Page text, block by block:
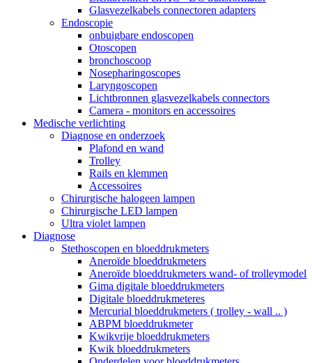
Glasvezelkabels connectoren adapters
Endoscopie
onbuigbare endoscopen
Otoscopen
bronchoscoop
Nosepharingoscopes
Laryngoscopen
Lichtbronnen glasvezelkabels connectors
Camera - monitors en accessoires
Medische verlichting
Diagnose en onderzoek
Plafond en wand
Trolley
Rails en klemmen
Accessoires
Chirurgische halogeen lampen
Chirurgische LED lampen
Ultra violet lampen
Diagnose
Stethoscopen en bloeddrukmeters
Aneroïde bloeddrukmeters
Aneroïde bloeddrukmeters wand- of trolleymodel
Gima digitale bloeddrukmeters
Digitale bloeddrukmeteres
Mercurial bloeddrukmeters ( trolley - wall .. )
ABPM bloeddrukmeter
Kwikvrije bloeddrukmeters
Kwik bloeddrukmeters